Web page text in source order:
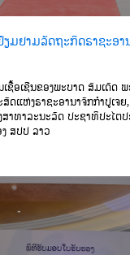
ຽມຢາມລັດຖະກິດຣາຊະອາ
ເຊື້ອເຊີນຂອງພະບາດ ສົມເດັດ ພ
ສັດແຫ່ງຣາຊະອານາຈັກກຳປູເຈຍ,
ສາທາລະນະລັດ ປະຊາທິປະໄຕປ
ສປປ ລາວ